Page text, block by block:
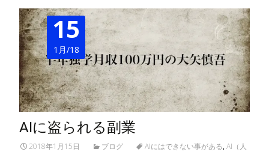
15
1月/18
AIに盗られる副業
2018年1月15日 ブログ AIにはできない事がある,AI（人